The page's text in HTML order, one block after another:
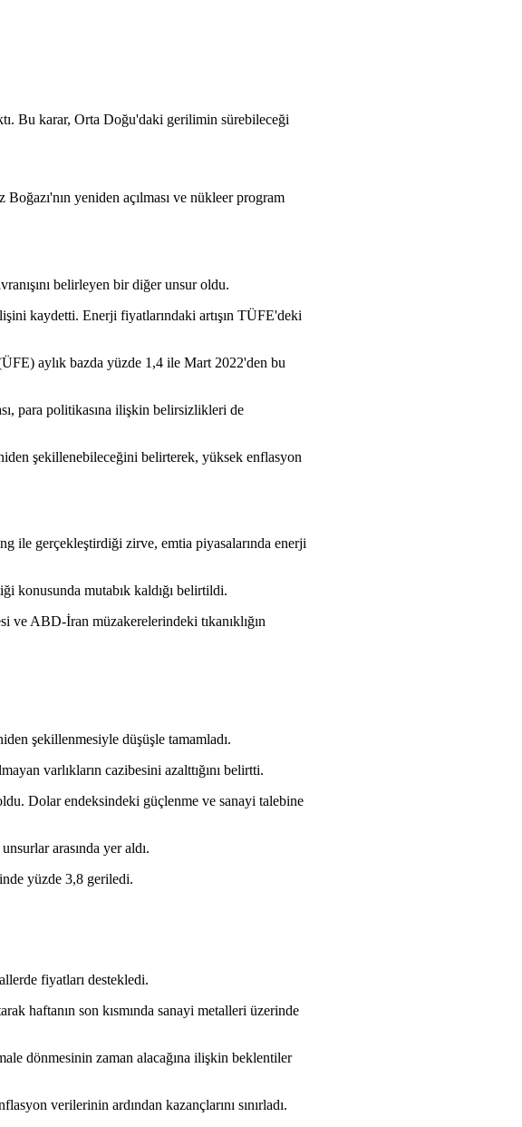
Bu karar, Orta Doğu'daki gerilimin sürebileceği
yeniden açılması ve nükleer program
belirleyen bir diğer unsur oldu.
kaydetti. Enerji fiyatlarındaki artışın TÜFE'deki
aylık bazda yüzde 1,4 ile Mart 2022'den bu
para politikasına ilişkin belirsizlikleri de
şekillenebileceğini belirterek, yüksek enflasyon
ile gerçekleştirdiği zirve, emtia piyasalarında enerji
konusunda mutabık kaldığı belirtildi.
ve ABD-İran müzakerelerindeki tıkanıklığın
şekillenmesiyle düşüşle tamamladı.
varlıkların cazibesini azalttığını belirtti.
Dolar endeksindeki güçlenme ve sanayi talebine
arasında yer aldı.
yüzde 3,8 geriledi.
fiyatları destekledi.
haftanın son kısmında sanayi metalleri üzerinde
dönmesinin zaman alacağına ilişkin beklentiler
verilerinin ardından kazançlarını sınırladı.